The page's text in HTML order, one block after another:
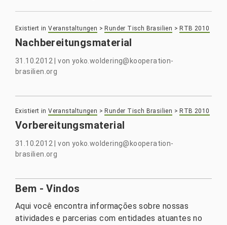
Existiert in Veranstaltungen > Runder Tisch Brasilien > RTB 2010
Nachbereitungsmaterial
31.10.2012 |von yoko.woldering@kooperation-
brasilien.org
Existiert in Veranstaltungen > Runder Tisch Brasilien > RTB 2010
Vorbereitungsmaterial
31.10.2012 |von yoko.woldering@kooperation-
brasilien.org
Bem - Vindos
Aqui você encontra informações sobre nossas
atividades e parcerias com entidades atuantes no